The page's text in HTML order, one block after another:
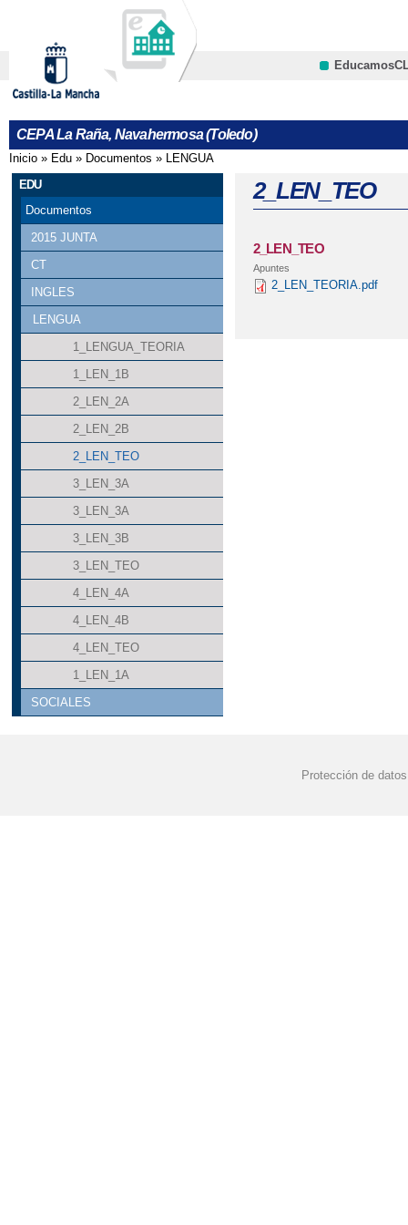
CEPA La Raña, Navahermosa (Toledo)
Se encuentra usted aquí
Inicio » Edu » Documentos » LENGUA
EDU
Documentos
2015 JUNTA
CT
INGLES
LENGUA
1_LENGUA_TEORIA
1_LEN_1B
2_LEN_2A
2_LEN_2B
2_LEN_TEO
3_LEN_3A
3_LEN_3A
3_LEN_3B
3_LEN_TEO
4_LEN_4A
4_LEN_4B
4_LEN_TEO
1_LEN_1A
SOCIALES
2_LEN_TEO
2_LEN_TEO
Apuntes
2_LEN_TEORIA.pdf
Protección de datos